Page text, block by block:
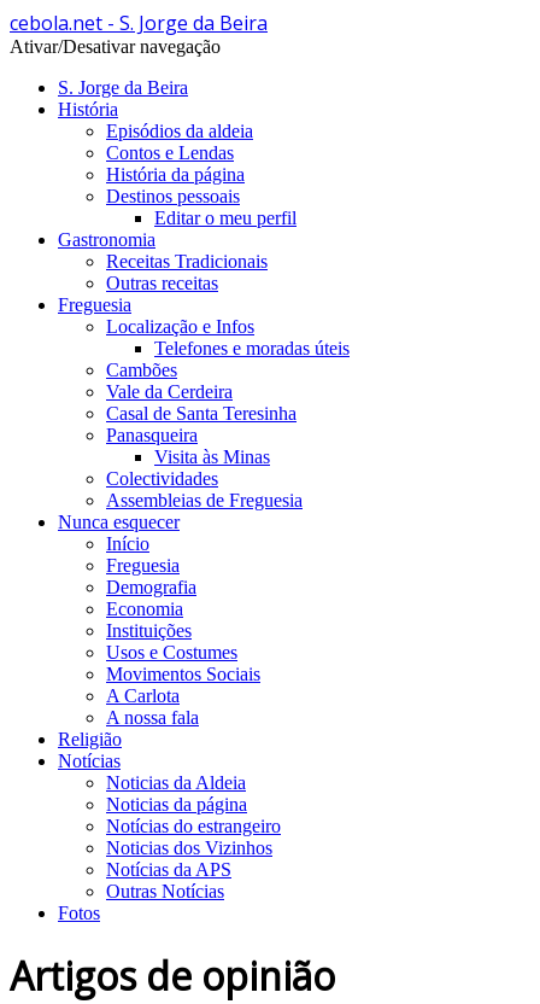
cebola.net - S. Jorge da Beira
Ativar/Desativar navegação
S. Jorge da Beira
História
Episódios da aldeia
Contos e Lendas
História da página
Destinos pessoais
Editar o meu perfil
Gastronomia
Receitas Tradicionais
Outras receitas
Freguesia
Localização e Infos
Telefones e moradas úteis
Cambões
Vale da Cerdeira
Casal de Santa Teresinha
Panasqueira
Visita às Minas
Colectividades
Assembleias de Freguesia
Nunca esquecer
Início
Freguesia
Demografia
Economia
Instituições
Usos e Costumes
Movimentos Sociais
A Carlota
A nossa fala
Religião
Notícias
Noticias da Aldeia
Noticias da página
Notícias do estrangeiro
Noticias dos Vizinhos
Notícias da APS
Outras Notícias
Fotos
Artigos de opinião